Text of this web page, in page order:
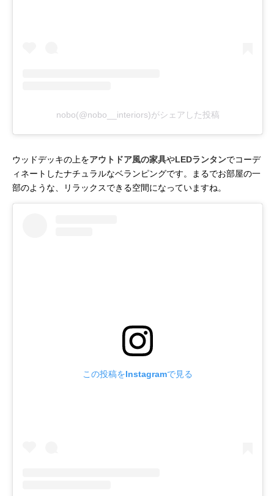
nobo(@nobo__interiors)がシェアした投稿
ウッドデッキの上をアウトドア風の家具やLEDランタンでコーデ
ィネートしたナチュラルなベランピングです。まるでお部屋の一
部のような、リラックスできる空間になっていますね。
この投稿をInstagramで見る